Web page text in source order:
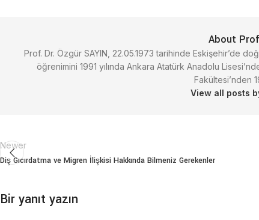
About
Prof. Dr. Özgür SAYIN, 22.05.1973 tarihinde Eskişehir’de
öğrenimini 1991 yılında Ankara Atatürk Anadolu
Fakültesi’nden
View all posts
Newer
Diş Gıcırdatma ve Migren İlişkisi Hakkında Bilmeniz Gerekenler
Bir yanıt yazın